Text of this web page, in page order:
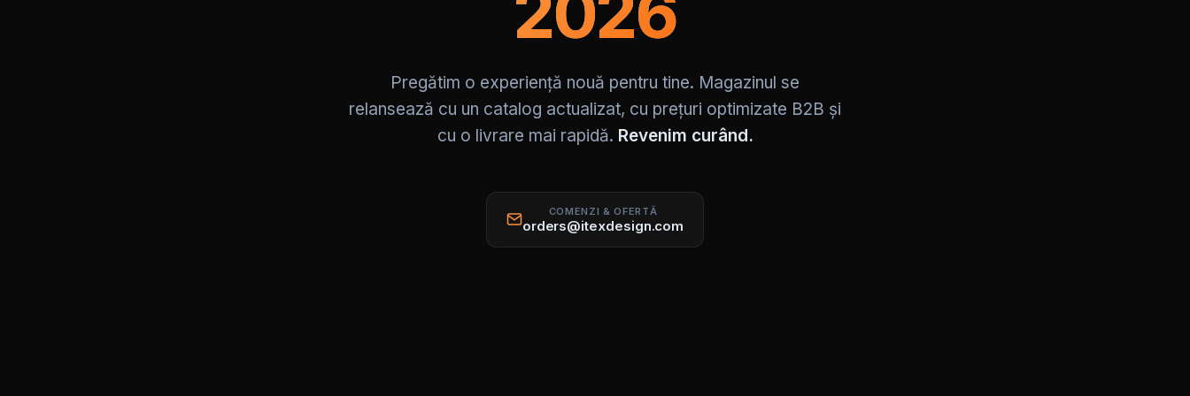
Pregătim o experiență nouă pentru tine. Magazinul se
relansează cu un catalog actualizat, cu prețuri optimizate B2B și
cu o livrare mai rapidă. Revenim curând.
COMENZI & OFERTĂ
orders@itexdesign.com